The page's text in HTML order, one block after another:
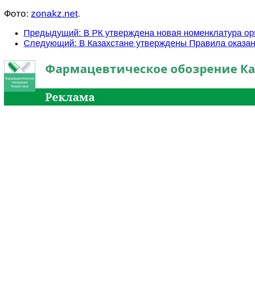
Фото: zonakz.net.
Предыдущий: В РК утверждена новая номенклатура
Следующий: В Казахстане утверждены Правила
Фармацевтическое обозрение
Реклама